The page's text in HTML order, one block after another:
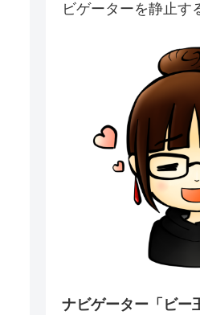
ビゲーターを静止す
ナビゲーター「ビー